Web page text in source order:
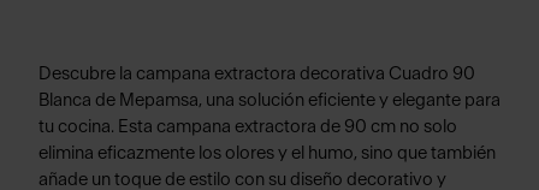
Descubre la campana extractora decorativa Cuadro 90
Blanca de Mepamsa, una solución eficiente y elegante para
tu cocina. Esta campana extractora de 90 cm no solo
elimina eficazmente los olores y el humo, sino que también
añade un toque de estilo con su diseño decorativo y